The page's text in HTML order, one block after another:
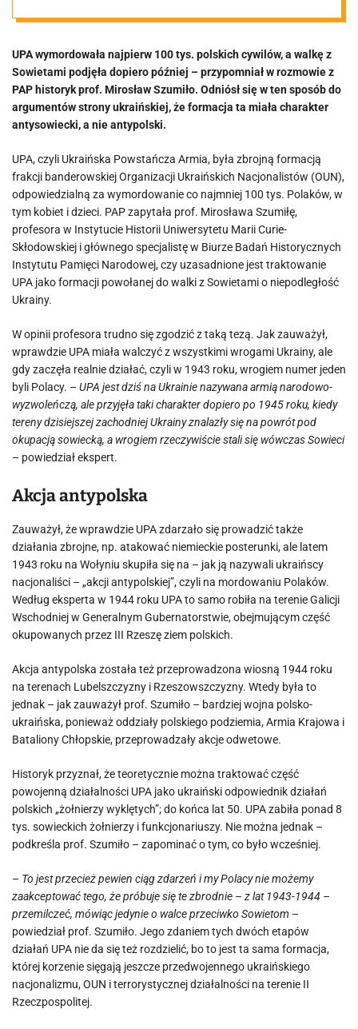
„Nie można
tworzyć dwóch
legend”
UPA wymordowała najpierw 100 tys. polskich cywilów, a walkę z
Sowietami podjęła dopiero później – przypomniał w rozmowie z
PAP historyk prof. Mirosław Szumiło. Odniósł się w ten sposób do
argumentów strony ukraińskiej, że formacja ta miała charakter
antysowiecki, a nie antypolski.
UPA, czyli Ukraińska Powstańcza Armia, była zbrojną formacją
frakcji banderowskiej Organizacji Ukraińskich Nacjonalistów (OUN),
odpowiedzialną za wymordowanie co najmniej 100 tys. Polaków, w
tym kobiet i dzieci. PAP zapytała prof. Mirosława Szumiłę,
profesora w Instytucie Historii Uniwersytetu Marii Curie-
Skłodowskiej i głównego specjalistę w Biurze Badań Historycznych
Instytutu Pamięci Narodowej, czy uzasadnione jest traktowanie
UPA jako formacji powołanej do walki z Sowietami o niepodległość
Ukrainy.
W opinii profesora trudno się zgodzić z taką tezą. Jak zauważył,
wprawdzie UPA miała walczyć z wszystkimi wrogami Ukrainy, ale
gdy zaczęła realnie działać, czyli w 1943 roku, wrogiem numer jeden
byli Polacy. – UPA jest dziś na Ukrainie nazywana armią narodowo-
wyzwoleńczą, ale przyjęła taki charakter dopiero po 1945 roku, kiedy
tereny dzisiejszej zachodniej Ukrainy znalazły się na powrót pod
okupacją sowiecką, a wrogiem rzeczywiście stali się wówczas Sowieci
– powiedział ekspert.
Akcja antypolska
Zauważył, że wprawdzie UPA zdarzało się prowadzić także
działania zbrojne, np. atakować niemieckie posterunki, ale latem
1943 roku na Wołyniu skupiła się na – jak ją nazywali ukraińscy
nacjonaliści – „akcji antypolskiej”, czyli na mordowaniu Polaków.
Według eksperta w 1944 roku UPA to samo robiła na terenie Galicji
Wschodniej w Generalnym Gubernatorstwie, obejmującym część
okupowanych przez III Rzeszę ziem polskich.
Akcja antypolska została też przeprowadzona wiosną 1944 roku
na terenach Lubelszczyzny i Rzeszowszczyzny. Wtedy była to
jednak – jak zauważył prof. Szumiło – bardziej wojna polsko-
ukraińska, ponieważ oddziały polskiego podziemia, Armia Krajowa i
Bataliony Chłopskie, przeprowadzały akcje odwetowe.
Historyk przyznał, że teoretycznie można traktować część
powojenną działalności UPA jako ukraiński odpowiednik działań
polskich „żołnierzy wyklętych”; do końca lat 50. UPA zabiła ponad 8
tys. sowieckich żołnierzy i funkcjonariuszy. Nie można jednak –
podkreśla prof. Szumiło – zapominać o tym, co było wcześniej.
– To jest przecież pewien ciąg zdarzeń i my Polacy nie możemy
zaakceptować tego, że próbuje się te zbrodnie – z lat 1943-1944 –
przemilczeć, mówiąc jedynie o walce przeciwko Sowietom –
powiedział prof. Szumiło. Jego zdaniem tych dwóch etapów
działań UPA nie da się też rozdzielić, bo to jest ta sama formacja,
której korzenie sięgają jeszcze przedwojennego ukraińskiego
nacjonalizmu, OUN i terrorystycznej działalności na terenie II
Rzeczpospolitej.